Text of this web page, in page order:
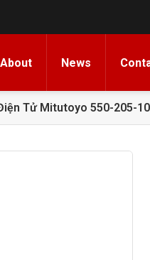
About News
Tử Mitutoyo 550-205-